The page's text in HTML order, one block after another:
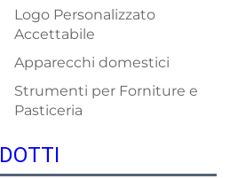
Logo Personalizzato
Accettabile
Apparecchi domestici
Strumenti per Forniture e
Pasticeria